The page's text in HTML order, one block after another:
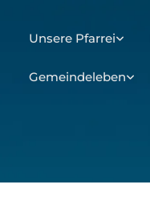
Unsere Pfarrei
Gemeindeleben